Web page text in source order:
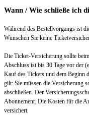
Wann / Wie schließe ich
Während des Bestellvorgangs ist
Wünschen Sie keine
Die Ticket-Versicherung sollte
Abschluss ist bis 30 Tage vor der
Kauf des Tickets und dem Beginn
gilt: Sie müssen die Versicherung
abschließen. Der
Abonnement. Die Kosten für die
versichert.